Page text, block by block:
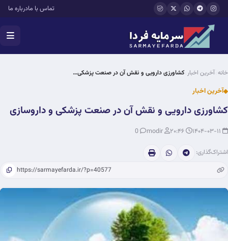
رفتن به محتوای اصلی تماس با مادرباره ما
خانه آخرین اخبار کشاورزی دارویی و نقش آن در صنعت پزشکی…
آخرین اخبار
کشاورزی دارویی و نقش آن در صنعت پزشکی و داروسازی
اشتراک‌گذاری: